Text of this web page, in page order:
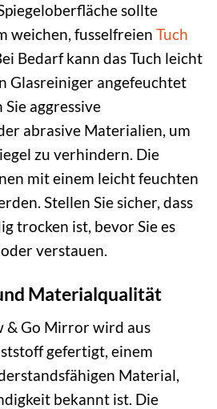
sollte
weichen, fusselfreien Tuch
Bedarf kann das Tuch leicht
Glasreiniger angefeuchtet
aggressive
abrasive Materialien, um
zu verhindern. Die
mit einem leicht feuchten
Stellen Sie sicher, dass
trocken ist, bevor Sie es
verstauen.
Materialqualität
& Go Mirror wird aus
gefertigt, einem
Material,
bekannt ist. Die